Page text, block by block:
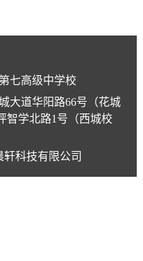
七高级中学校
大道华阳路66号（花城
智学北路1号（西城校
科技有限公司